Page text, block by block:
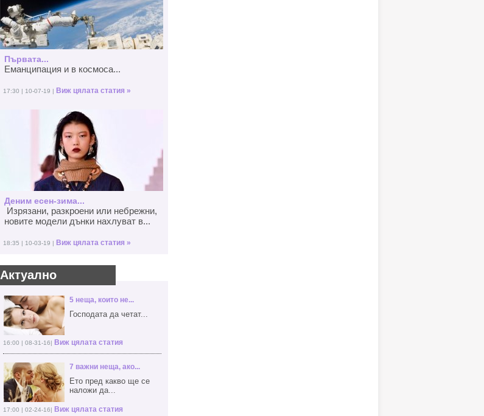
Първата...
Еманципация и в космоса...
17:30 | 10-07-19 | Виж цялата статия »
Деним есен-зима...
Изрязани, разкроени или небрежни,
новите модели дънки нахлуват в...
18:35 | 10-03-19 | Виж цялата статия »
Актуално
5 неща, които не...
Господата да четат...
16:00 | 08-31-16| Виж цялата статия
7 важни неща, ако...
Ето пред какво ще се
наложи да...
17:00 | 02-24-16| Виж цялата статия